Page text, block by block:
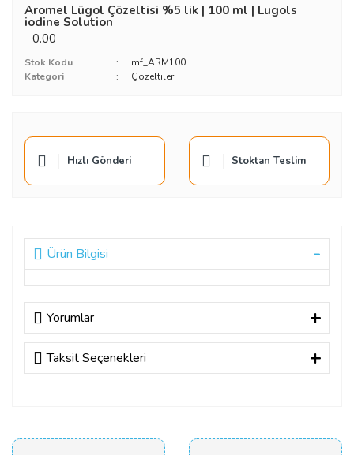
Aromel Lügol Çözeltisi %5 lik | 100 ml | Lugols
iodine Solution
0.00
Stok Kodu
mf_ARM100
Kategori
Çözeltiler
Hızlı Gönderi Stoktan Teslim
Ürün Bilgisi
Yorumlar
Bu ürüne ilk yorumu siz yapın!
Taksit Seçenekleri